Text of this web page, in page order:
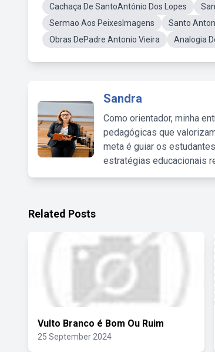
Cachaça De SantoAntónio Dos Lopes
Sermao Aos PeixesImagens
Santo
Obras DePadre Antonio Vieira
Analogia
Sandra
Como orientador, minha
pedagógicas que
meta é guiar os
estratégias educacionais
Related Posts
Vulto Branco é Bom Ou Ruim
25 September 2024